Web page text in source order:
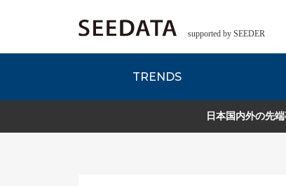
supported by SEEDER
TRENDS
EDITORIAL REPORT Zsレ
各種データ
日本国内外の先